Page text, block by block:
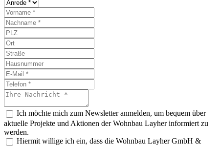
Ich möchte mich zum Newsletter anmelden, um bequem über
aktuelle Projekte und Aktionen der Wohnbau Layher informiert zu
werden.
Hiermit willige ich ein, dass die Wohnbau Layher GmbH &